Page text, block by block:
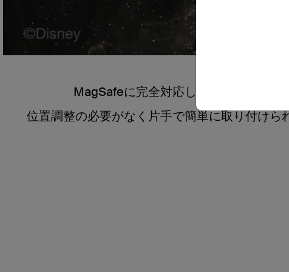
安
MagSafeに完全対応したケースなので
位置調整の必要がなく片手で簡単に取り付け